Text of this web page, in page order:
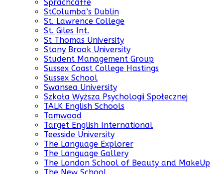
Sprachcaffe
StColumba’s Dublin
St. Lawrence College
St. Giles Int.
St Thomas University
Stony Brook University
Student Management Group
Sussex Coast College Hastings
Sussex School
Swansea University
Szkoła Wyższa Psychologii Społecznej
TALK English Schools
Tamwood
Target English International
Teesside University
The Language Explorer
The Language Gallery
The London School of Beauty and MakeUp